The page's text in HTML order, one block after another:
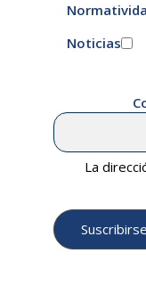
Noticias
La